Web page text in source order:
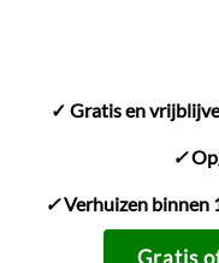
✓ Gratis en
✓
✓Verhuizen binnen
Gratis